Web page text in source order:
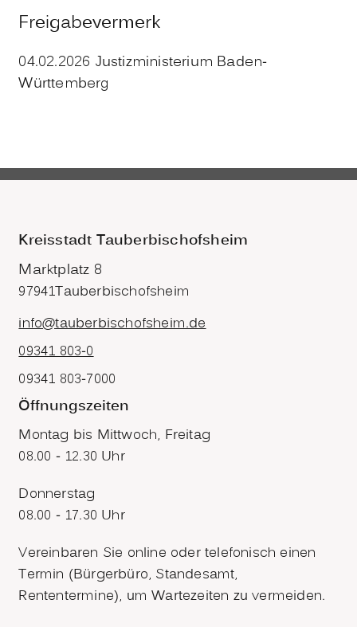
Freigabevermerk
04.02.2026 Justizministerium Baden-
Württemberg
Kreisstadt Tauberbischofsheim
Marktplatz 8
97941Tauberbischofsheim
info@tauberbischofsheim.de
09341 803-0
09341 803-7000
Öffnungszeiten
Montag bis Mittwoch, Freitag
08.00 - 12.30 Uhr
Donnerstag
08.00 - 17.30 Uhr
Vereinbaren Sie online oder telefonisch einen
Termin (Bürgerbüro, Standesamt,
Rententermine), um Wartezeiten zu vermeiden.